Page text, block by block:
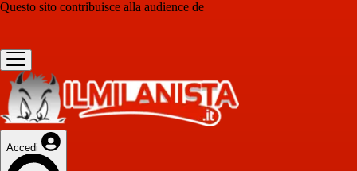
Questo sito contribuisce alla audience de
Accedi